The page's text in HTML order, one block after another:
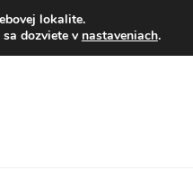
233 221
lokalite.
dozviete v nastaveniach.